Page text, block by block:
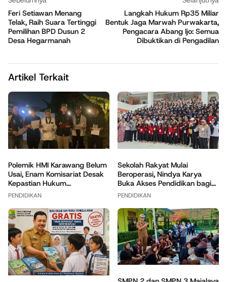
Feri Setiawan Menang
Telak, Raih Suara Tertinggi
Pemilihan BPD Dusun 2
Desa Hegarmanah
Langkah Hukum Rp35 Miliar
Bentuk Jaga Marwah Purwakarta,
Pengacara Abang Ijo: Semua
Dibuktikan di Pengadilan
Artikel Terkait
Polemik HMI Karawang Belum
Usai, Enam Komisariat Desak
Kepastian Hukum...
PENDIDIKAN
Sekolah Rakyat Mulai
Beroperasi, Nindya Karya
Buka Akses Pendidikan bagi...
PENDIDIKAN